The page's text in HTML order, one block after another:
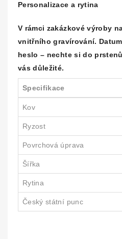
Personalizace a rytina
V rámci zakázkové výroby
vnitřního gravírování.
heslo – nechte si do
vás důležité.
Specifikace
Kov
Ryzost
Povrchová úprava
Šířka
Rytina
Český státní punc